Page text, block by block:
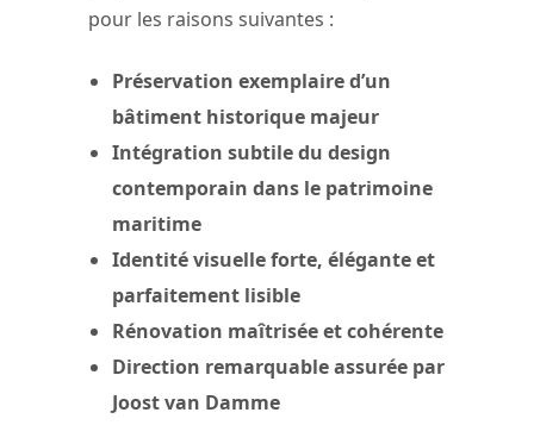
pour les raisons suivantes :
Préservation exemplaire d’un
bâtiment historique majeur
Intégration subtile du design
contemporain dans le patrimoine
maritime
Identité visuelle forte, élégante et
parfaitement lisible
Rénovation maîtrisée et cohérente
Direction remarquable assurée par
Joost van Damme